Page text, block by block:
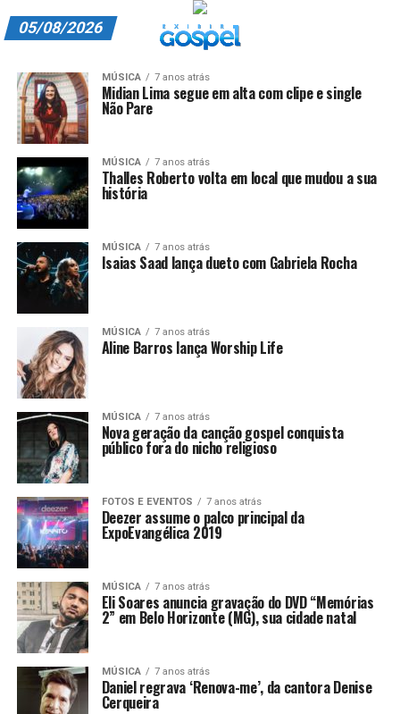
A EXIBIR GOSPEL
ANUNCIE CONOSCO
ASSINE
CARRINHO
EDITORIAL
ENTREVISTAS
EXPEDIENTE
FINALIZAR COMPRA
HOME
LANÇAMENTOS
05/08/2026
MÚSICA 7 anos atrás
Midian Lima segue em alta com clipe e single
Não Pare
MÚSICA 7 anos atrás
Thalles Roberto volta em local que mudou a sua
história
MÚSICA 7 anos atrás
Isaias Saad lança dueto com Gabriela Rocha
MÚSICA 7 anos atrás
Aline Barros lança Worship Life
MÚSICA 7 anos atrás
Nova geração da canção gospel conquista
público fora do nicho religioso
FOTOS E EVENTOS 7 anos atrás
Deezer assume o palco principal da
ExpoEvangélica 2019
MÚSICA 7 anos atrás
Eli Soares anuncia gravação do DVD “Memórias
2” em Belo Horizonte (MG), sua cidade natal
MÚSICA 7 anos atrás
Daniel regrava ‘Renova-me’, da cantora Denise
Cerqueira